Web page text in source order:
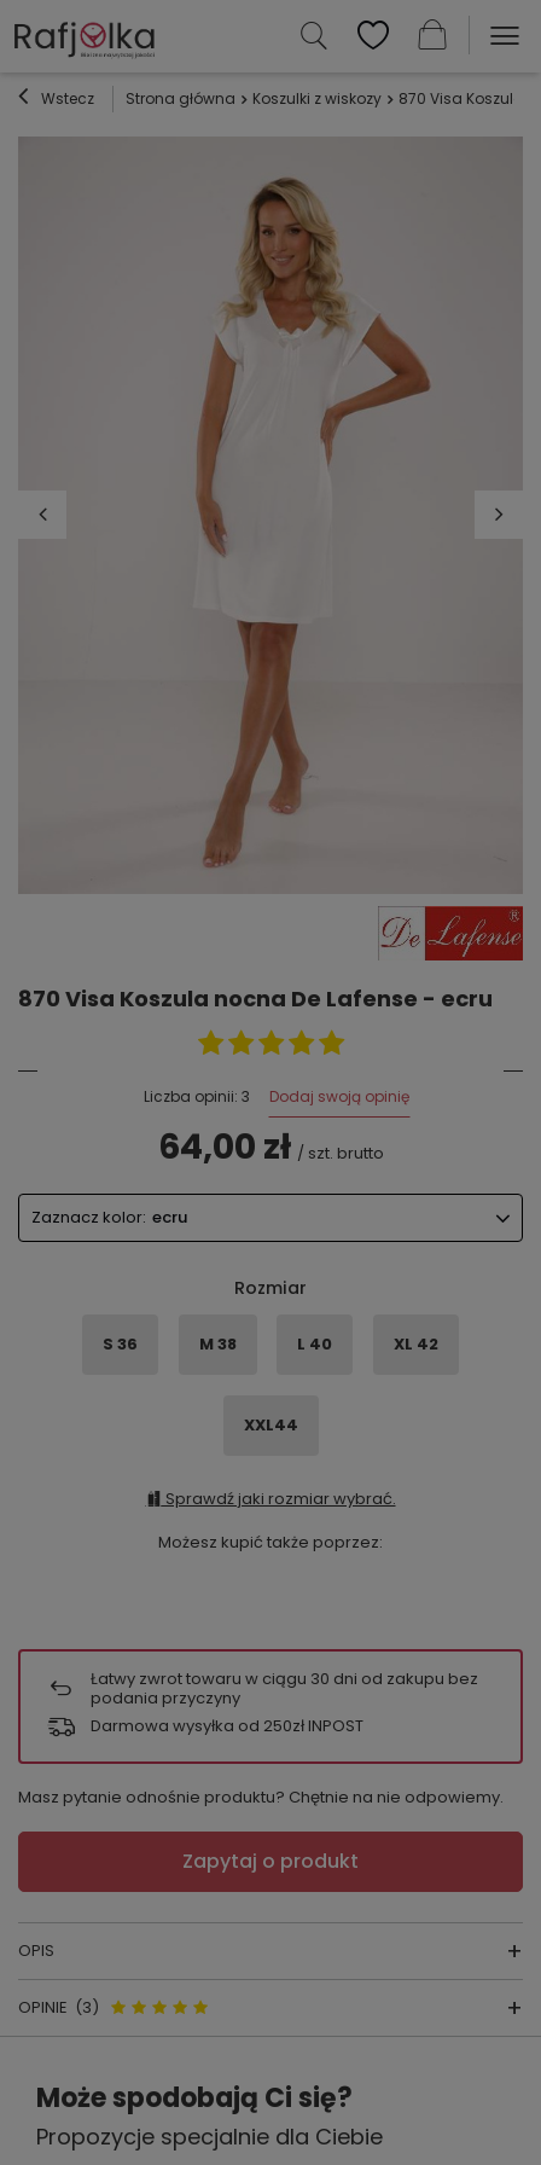
Wstecz Strona główna Koszulki z wiskozy 870 Visa Koszula
870 Visa Koszula nocna De Lafense - ecru
Liczba opinii: 3 Dodaj swoją opinię
64,00 zł / szt. brutto
Zaznacz kolor: ecru
Rozmiar
S 36 M 38 L 40 XL 42
XXL44
Sprawdź jaki rozmiar wybrać.
Możesz kupić także poprzez:
Łatwy zwrot towaru w ciągu 30 dni od zakupu bez
podania przyczyny
Darmowa wysyłka od 250zł INPOST
Masz pytanie odnośnie produktu? Chętnie na nie odpowiemy.
Zapytaj o produkt
OPIS
Koszulka nocna VISA 870
skład surowcowy:wiskoza 94%+lycra 6%
kraj produkcji: POLSKA
Niezwykle komfortowa i przy tym urocza
OPINIE (3)
Opinie o 870 Visa Koszula nocna
De Lafense - ecru
Może spodobają Ci się?
Propozycje specjalnie dla Ciebie